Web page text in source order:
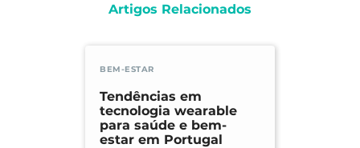
Artigos Relacionados
BEM-ESTAR
Tendências em
tecnologia wearable
para saúde e bem-
estar em Portugal